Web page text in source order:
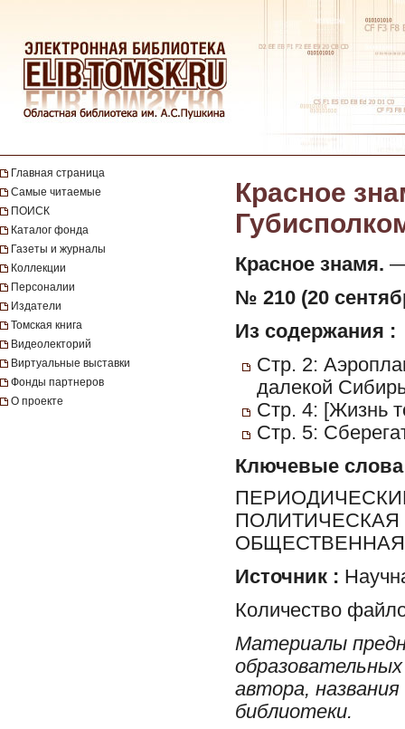
Главная страница
Самые читаемые
ПОИСК
Каталог фонда
Газеты и журналы
Коллекции
Персоналии
Издатели
Томская книга
Видеолекторий
Виртуальные выставки
Фонды партнеров
О проекте
Красное
Красное знамя. —
№ 210 (20
Из содержания :
Стр. 2:
далекой
Стр. 4: [Жизнь
Стр. 5:
Ключевые слова
Источник :
Количество
Материалы
автора,
библиотеки.